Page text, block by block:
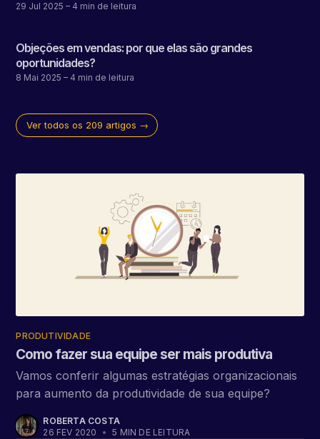
29 Jul 2025 – 4 min de leitura
Objeções em vendas: por que elas são grandes
oportunidades?
8 Mai 2025 – 4 min de leitura
Ver todos os 209 artigos →
PRODUTIVIDADE
Como fazer sua equipe ser mais produtiva
Vamos conferir algumas estratégias organizacionais
para aumento da produtividade de sua equipe?
ROBERTA COSTA
26 FEV 2020
• 5 MIN DE LEITURA